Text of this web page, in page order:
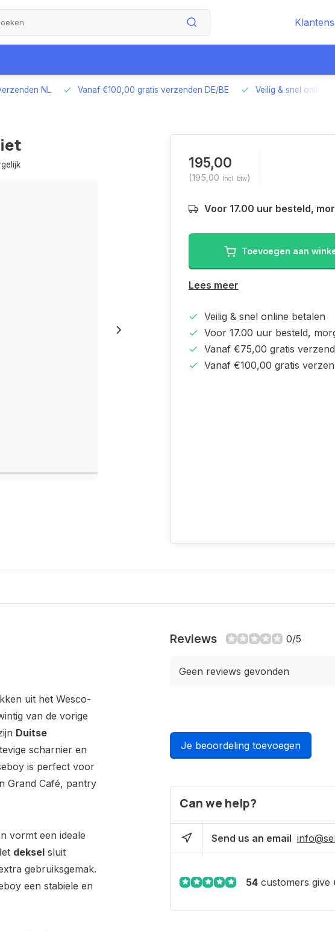
NL Vanaf €100,00 gratis verzenden DE/BE Veilig & snel online
195,00
(195,00 Incl. btw)
Voor 17.00 uur besteld,
Toevoegen aan
Lees meer
Veilig & snel online betalen
Voor 17.00 uur besteld,
Vanaf €75,00 gratis
Vanaf €100,00 gratis
uit het Wesco-
van de vorige
Duitse
scharnier en
is perfect voor
Grand Café, pantry
vormt een ideale
deksel sluit
gebruiksgemak.
een stabiele en
Reviews 0/5
Geen reviews gevonden
Je beoordeling toevoegen
Can we help?
Send us an email
54 customers give